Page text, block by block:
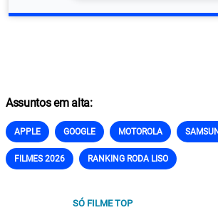
Assuntos em alta:
APPLE GOOGLE MOTOROLA
FILMES 2026 RANKING RODA LISO
SÓ FILME TOP